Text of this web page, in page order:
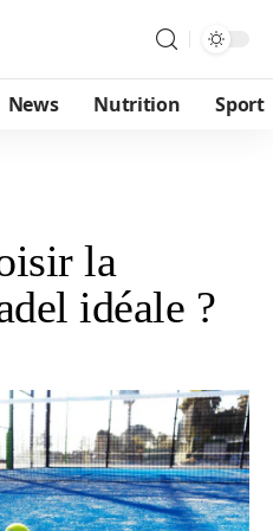
News Nutrition Sport
la
idéale ?